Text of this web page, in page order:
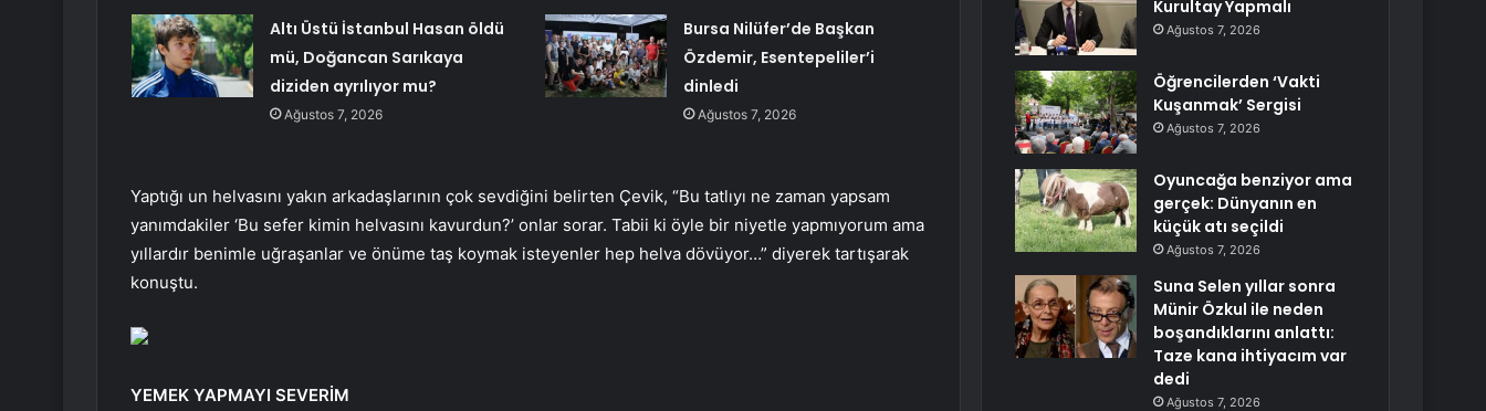
Altı Üstü İstanbul Hasan öldü
mü, Doğancan Sarıkaya
diziden ayrılıyor mu?
Ağustos 7, 2026
Bursa Nilüfer’de Başkan
Özdemir, Esentepeliler’i
dinledi
Ağustos 7, 2026
Yaptığı un helvasını yakın arkadaşlarının çok sevdiğini belirten Çevik, “Bu tatlıyı ne zaman yapsam
yanımdakiler ‘Bu sefer kimin helvasını kavurdun?’ onlar sorar. Tabii ki öyle bir niyetle yapmıyorum ama
yıllardır benimle uğraşanlar ve önüme taş koymak isteyenler hep helva dövüyor…” diyerek tartışarak
konuştu.
YEMEK YAPMAYI SEVERİM
Kurultay Yapmalı
Ağustos 7, 2026
Öğrencilerden ‘Vakti
Kuşanmak’ Sergisi
Ağustos 7, 2026
Oyuncağa benziyor ama
gerçek: Dünyanın en
küçük atı seçildi
Ağustos 7, 2026
Suna Selen yıllar sonra
Münir Özkul ile neden
boşandıklarını anlattı:
Taze kana ihtiyacım var
dedi
Ağustos 7, 2026